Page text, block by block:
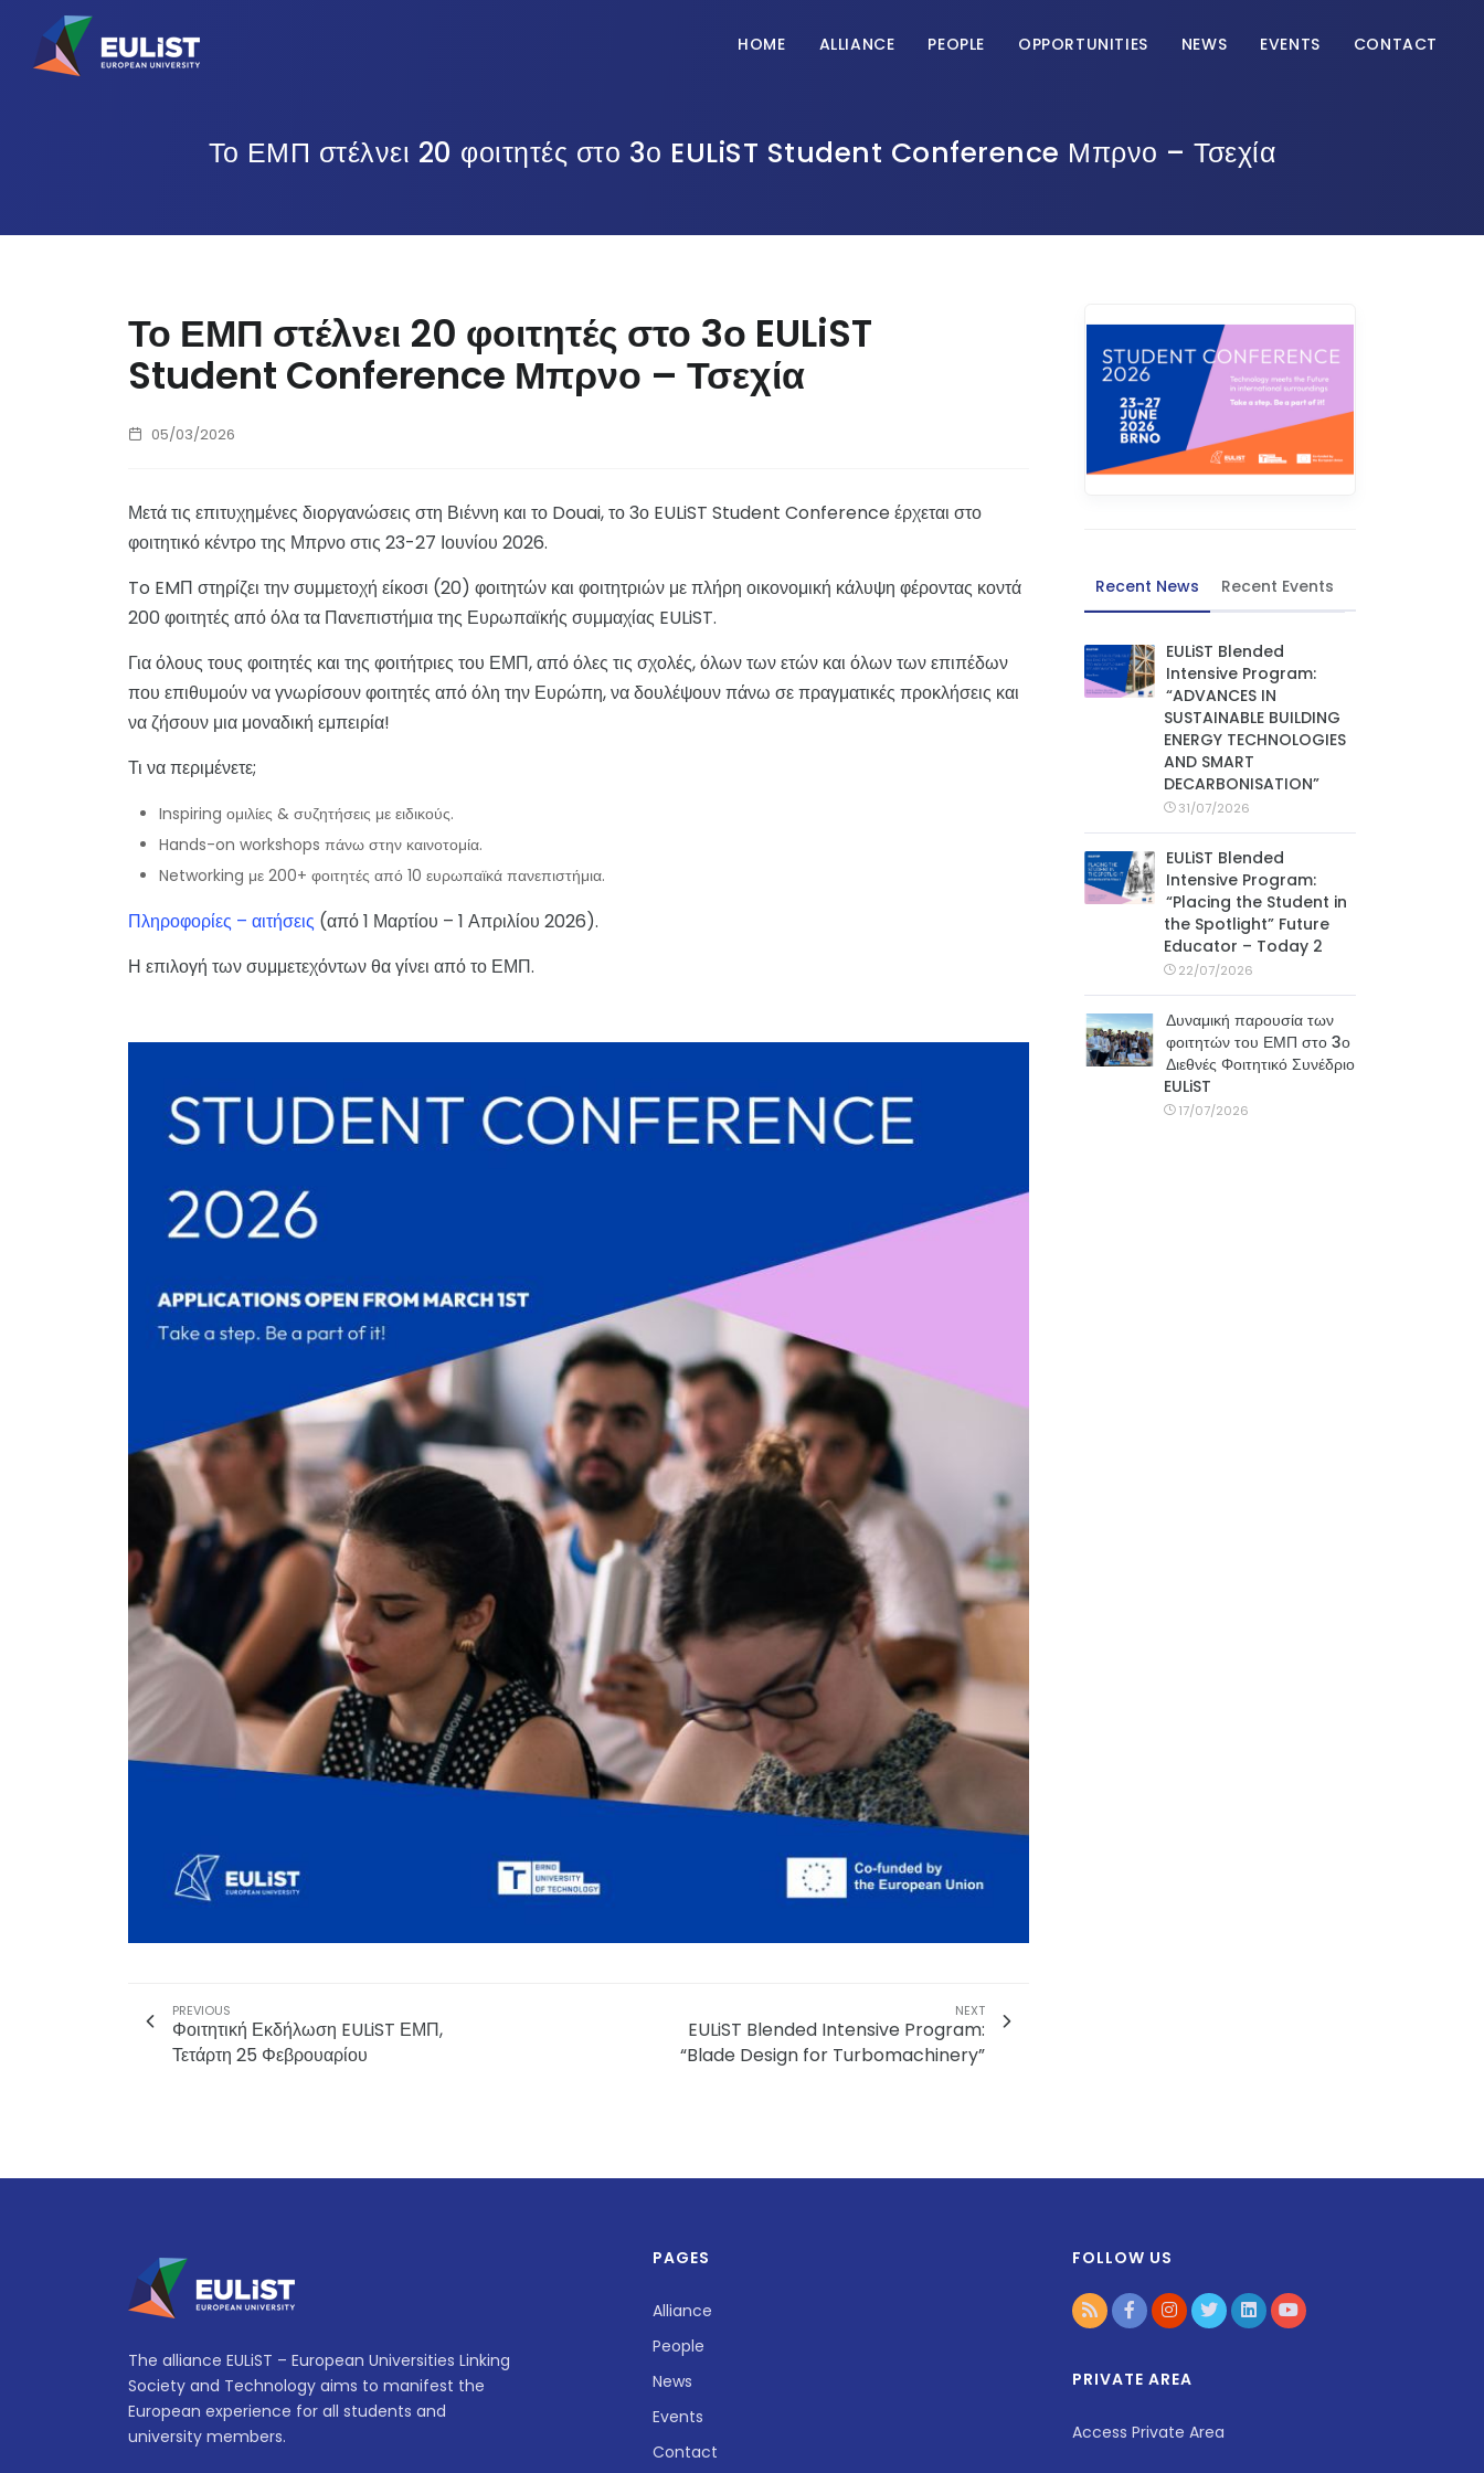
HOME ALLIANCE PEOPLE OPPORTUNITIES NEWS EVENTS CONTACT
Το ΕΜΠ στέλνει 20 φοιτητές στο 3ο EULiST Student Conference Μπρνο – Τσεχία
Το ΕΜΠ στέλνει 20 φοιτητές στο 3ο EULiST
Student Conference Μπρνο – Τσεχία
05/03/2026
Μετά τις επιτυχημένες διοργανώσεις στη Βιέννη και το Douai, το 3ο EULiST Student Conference έρχεται στο
φοιτητικό κέντρο της Μπρνο στις 23-27 Ιουνίου 2026.
To EMΠ στηρίζει την συμμετοχή είκοσι (20) φοιτητών και φοιτητριών με πλήρη οικονομική κάλυψη φέροντας κοντά
200 φοιτητές από όλα τα Πανεπιστήμια της Ευρωπαϊκής συμμαχίας EULiST.
Για όλους τους φοιτητές και της φοιτήτριες του ΕΜΠ, από όλες τις σχολές, όλων των ετών και όλων των επιπέδων
που επιθυμούν να γνωρίσουν φοιτητές από όλη την Ευρώπη, να δουλέψουν πάνω σε πραγματικές προκλήσεις και
να ζήσουν μια μοναδική εμπειρία!
Τι να περιμένετε;
Inspiring ομιλίες & συζητήσεις με ειδικούς.
Hands-on workshops πάνω στην καινοτομία.
Networking με 200+ φοιτητές από 10 ευρωπαϊκά πανεπιστήμια.
Πληροφορίες – αιτήσεις (από 1 Μαρτίου – 1 Απριλίου 2026).
Η επιλογή των συμμετεχόντων θα γίνει από το ΕΜΠ.
PREVIOUS
Φοιτητική Εκδήλωση EULiST ΕΜΠ,
Τετάρτη 25 Φεβρουαρίου
NEXT
EULiST Blended Intensive Program:
“Blade Design for Turbomachinery”
Recent News Recent Events
EULiST Blended
Intensive Program:
“ADVANCES IN
SUSTAINABLE BUILDING
ENERGY TECHNOLOGIES
AND SMART
DECARBONISATION”
31/07/2026
EULiST Blended
Intensive Program:
“Placing the Student in
the Spotlight” Future
Educator – Today 2
22/07/2026
Δυναμική παρουσία των
φοιτητών του ΕΜΠ στο 3ο
Διεθνές Φοιτητικό Συνέδριο
EULiST
17/07/2026
The alliance EULiST – European Universities Linking
Society and Technology aims to manifest the
European experience for all students and
university members.
PAGES
Alliance
People
News
Events
Contact
FOLLOW US
PRIVATE AREA
Access Private Area